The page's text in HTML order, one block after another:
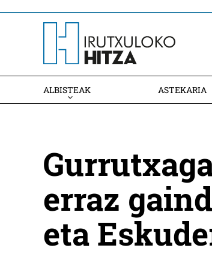
ALBISTEAK ASTEKARIA
erraz
eta